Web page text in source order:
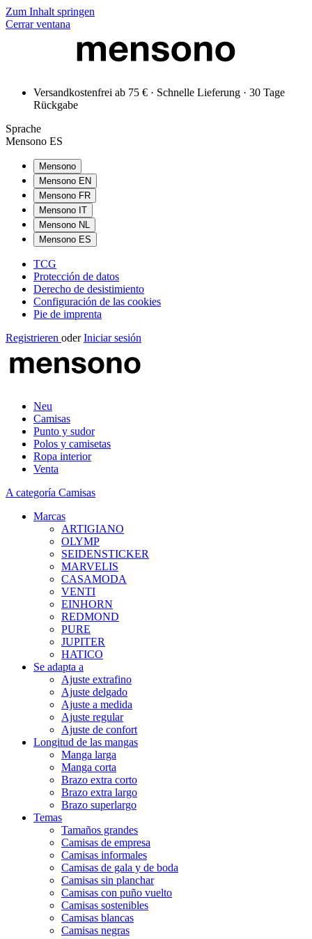
Zum Inhalt springen
Cerrar ventana
Versandkostenfrei ab 75 € · Schnelle Lieferung · 30 Tage
Rückgabe
Sprache
Mensono ES
Mensono
Mensono EN
Mensono FR
Mensono IT
Mensono NL
Mensono ES
TCG
Protección de datos
Derecho de desistimiento
Configuración de las cookies
Pie de imprenta
Registrieren oder Iniciar sesión
Neu
Camisas
Punto y sudor
Polos y camisetas
Ropa interior
Venta
A categoría Camisas
Marcas
ARTIGIANO
OLYMP
SEIDENSTICKER
MARVELIS
CASAMODA
VENTI
EINHORN
REDMOND
PURE
JUPITER
HATICO
Se adapta a
Ajuste extrafino
Ajuste delgado
Ajuste a medida
Ajuste regular
Ajuste de confort
Longitud de las mangas
Manga larga
Manga corta
Brazo extra corto
Brazo extra largo
Brazo superlargo
Temas
Tamaños grandes
Camisas de empresa
Camisas informales
Camisas de gala y de boda
Camisas sin planchar
Camisas con puño vuelto
Camisas sostenibles
Camisas blancas
Camisas negras